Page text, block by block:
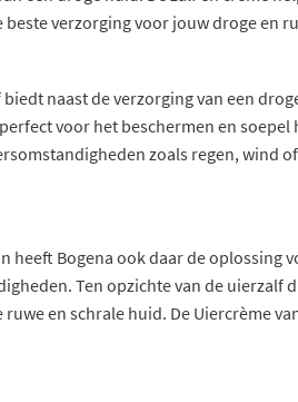
verzorging voor jouw droge en
naast de verzorging van een
voor het beschermen en
zoals regen, wind
heeft Bogena ook daar de oplossing
Ten opzichte van de uierzalf
en schrale huid. De Uiercrème